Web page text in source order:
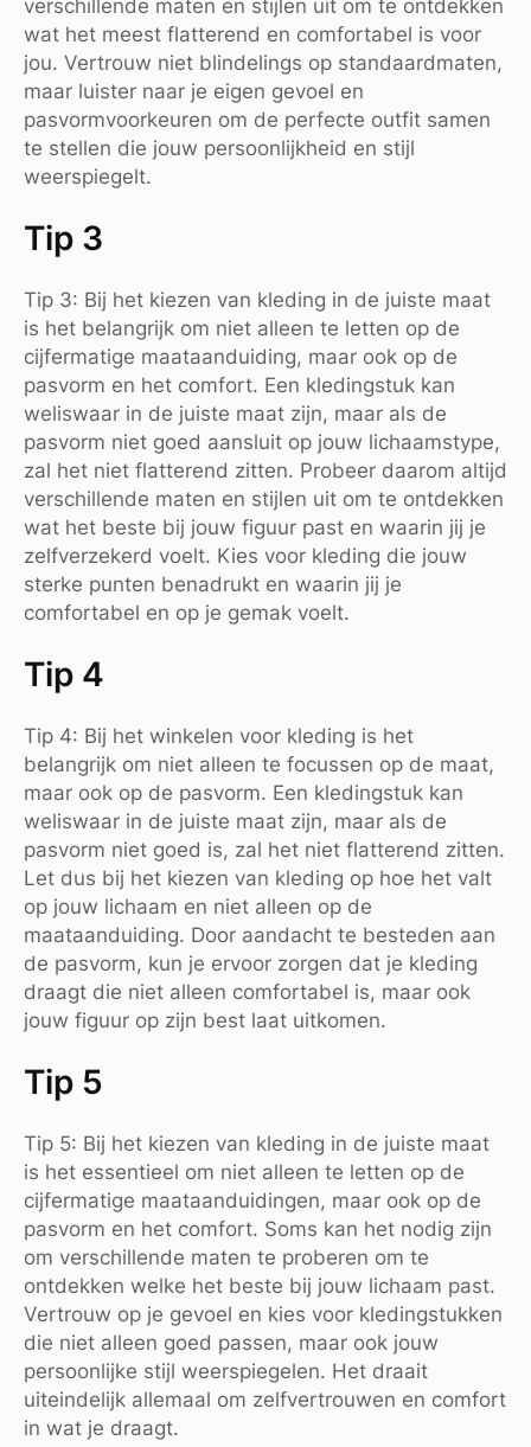
verschillende maten en stijlen uit om te ontdekken
wat het meest flatterend en comfortabel is voor
jou. Vertrouw niet blindelings op standaardmaten,
maar luister naar je eigen gevoel en
pasvormvoorkeuren om de perfecte outfit samen
te stellen die jouw persoonlijkheid en stijl
weerspiegelt.
Tip 3
Tip 3: Bij het kiezen van kleding in de juiste maat
is het belangrijk om niet alleen te letten op de
cijfermatige maataanduiding, maar ook op de
pasvorm en het comfort. Een kledingstuk kan
weliswaar in de juiste maat zijn, maar als de
pasvorm niet goed aansluit op jouw lichaamstype,
zal het niet flatterend zitten. Probeer daarom altijd
verschillende maten en stijlen uit om te ontdekken
wat het beste bij jouw figuur past en waarin jij je
zelfverzekerd voelt. Kies voor kleding die jouw
sterke punten benadrukt en waarin jij je
comfortabel en op je gemak voelt.
Tip 4
Tip 4: Bij het winkelen voor kleding is het
belangrijk om niet alleen te focussen op de maat,
maar ook op de pasvorm. Een kledingstuk kan
weliswaar in de juiste maat zijn, maar als de
pasvorm niet goed is, zal het niet flatterend zitten.
Let dus bij het kiezen van kleding op hoe het valt
op jouw lichaam en niet alleen op de
maataanduiding. Door aandacht te besteden aan
de pasvorm, kun je ervoor zorgen dat je kleding
draagt die niet alleen comfortabel is, maar ook
jouw figuur op zijn best laat uitkomen.
Tip 5
Tip 5: Bij het kiezen van kleding in de juiste maat
is het essentieel om niet alleen te letten op de
cijfermatige maataanduidingen, maar ook op de
pasvorm en het comfort. Soms kan het nodig zijn
om verschillende maten te proberen om te
ontdekken welke het beste bij jouw lichaam past.
Vertrouw op je gevoel en kies voor kledingstukken
die niet alleen goed passen, maar ook jouw
persoonlijke stijl weerspiegelen. Het draait
uiteindelijk allemaal om zelfvertrouwen en comfort
in wat je draagt.